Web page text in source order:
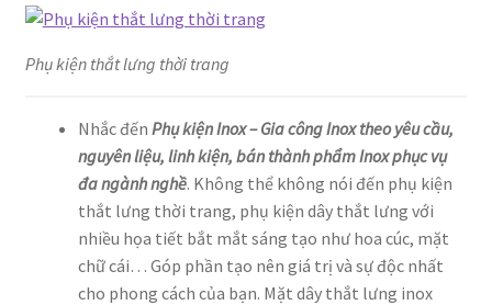
Phụ kiện thắt lưng thời trang
Nhắc đến Phụ kiện Inox – Gia công Inox theo yêu cầu,
nguyên liệu, linh kiện, bán thành phẩm Inox phục vụ
đa ngành nghề. Không thể không nói đến phụ kiện
thắt lưng thời trang, phụ kiện dây thắt lưng với
nhiều họa tiết bắt mắt sáng tạo như hoa cúc, mặt
chữ cái… Góp phần tạo nên giá trị và sự độc nhất
cho phong cách của bạn. Mặt dây thắt lưng inox